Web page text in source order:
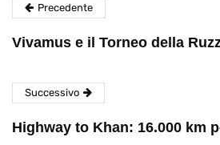
Precedente
Vivamus e il Torneo della
Successivo
Highway to Khan: 16.000 km